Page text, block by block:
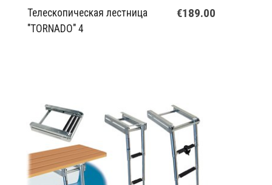
Телескопическая лестница
"TORNADO" 4
€189.00